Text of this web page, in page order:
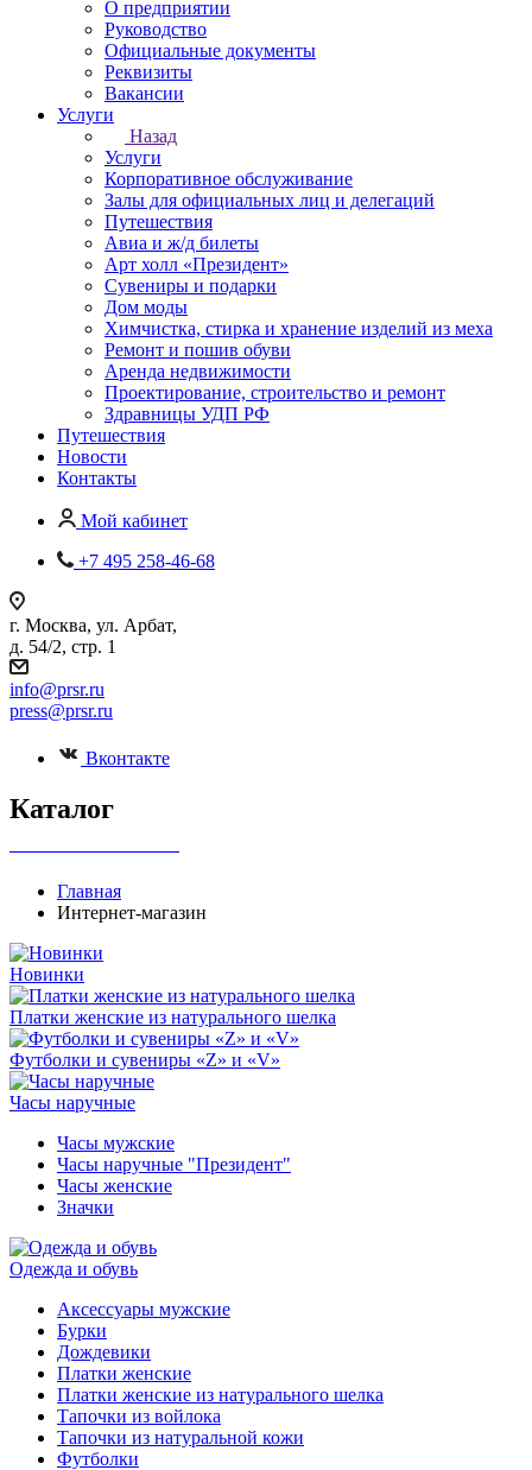
О предприятии
Руководство
Официальные документы
Реквизиты
Вакансии
Услуги
Назад
Услуги
Корпоративное обслуживание
Залы для официальных лиц и делегаций
Путешествия
Авиа и ж/д билеты
Арт холл «Президент»
Сувениры и подарки
Дом моды
Химчистка, стирка и хранение изделий из меха
Ремонт и пошив обуви
Аренда недвижимости
Проектирование, строительство и ремонт
Здравницы УДП РФ
Путешествия
Новости
Контакты
Мой кабинет
+7 495 258-46-68
г. Москва, ул. Арбат,
д. 54/2, стр. 1
info@prsr.ru
press@prsr.ru
Вконтакте
Каталог
Главная
Интернет-магазин
Новинки
Платки женские из натурального шелка
Футболки и сувениры «Z» и «V»
Часы наручные
Часы мужские
Часы наручные "Президент"
Часы женские
Значки
Одежда и обувь
Аксессуары мужские
Бурки
Дождевики
Платки женские
Платки женские из натурального шелка
Тапочки из войлока
Тапочки из натуральной кожи
Футболки